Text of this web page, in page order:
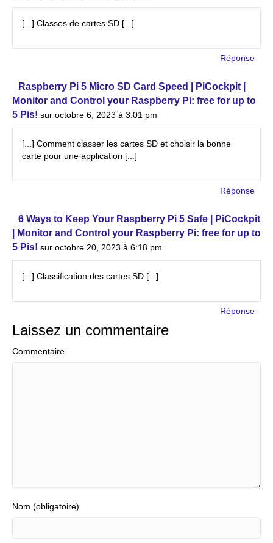
[...] Classes de cartes SD [...]
Réponse
Raspberry Pi 5 Micro SD Card Speed | PiCockpit |
Monitor and Control your Raspberry Pi: free for up to
5 Pis! sur octobre 6, 2023 à 3:01 pm
[...] Comment classer les cartes SD et choisir la bonne
carte pour une application [...]
Réponse
6 Ways to Keep Your Raspberry Pi 5 Safe | PiCockpit
| Monitor and Control your Raspberry Pi: free for up to
5 Pis! sur octobre 20, 2023 à 6:18 pm
[...] Classification des cartes SD [...]
Réponse
Laissez un commentaire
Commentaire
Nom (obligatoire)